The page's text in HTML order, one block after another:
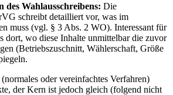
Wahlausschreibens: Die
schreibt detailliert vor, was im
muss (vgl. § 3 Abs. 2 WO). Interessant für
dort, wo diese Inhalte unmittelbar die zuvor
(Betriebszuschnitt, Wählerschaft, Größe
oder vereinfachtes Verfahren)
der Kern ist jedoch gleich (folgend nicht